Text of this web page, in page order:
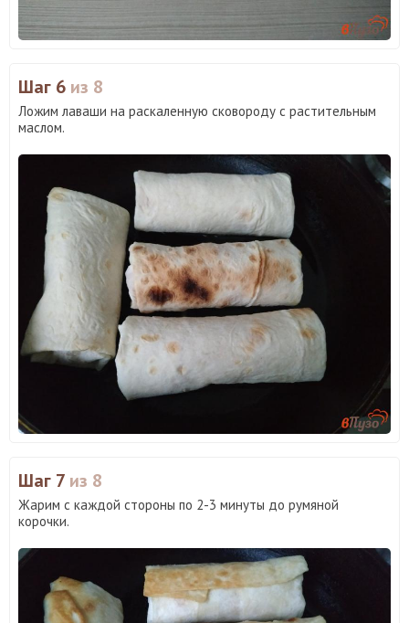
Шаг 6 из 8
Ложим лаваши на раскаленную сковороду с растительным
маслом.
Шаг 7 из 8
Жарим с каждой стороны по 2-3 минуты до румяной
корочки.